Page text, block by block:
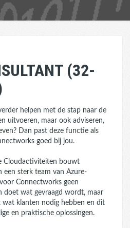
(32-
helpen met de stap naar de
uitvoeren, maar ook adviseren,
Dan past deze functie als
goed bij jou.
Cloudactiviteiten bouwt
een sterk team van Azure-
Connectworks geen
doet wat gevraagd wordt, maar
wat klanten nodig hebben en dit
en praktische oplossingen.